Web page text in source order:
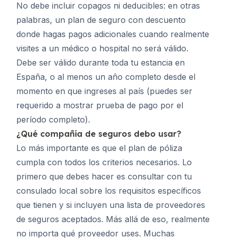
No debe incluir copagos ni deducibles: en otras
palabras, un plan de seguro con descuento
donde hagas pagos adicionales cuando realmente
visites a un médico o hospital no será válido.
Debe ser válido durante toda tu estancia en
España, o al menos un año completo desde el
momento en que ingreses al país (puedes ser
requerido a mostrar prueba de pago por el
período completo).
¿Qué compañía de seguros debo usar?
Lo más importante es que el plan de póliza
cumpla con todos los criterios necesarios. Lo
primero que debes hacer es consultar con tu
consulado local sobre los requisitos específicos
que tienen y si incluyen una lista de proveedores
de seguros aceptados. Más allá de eso, realmente
no importa qué proveedor uses. Muchas